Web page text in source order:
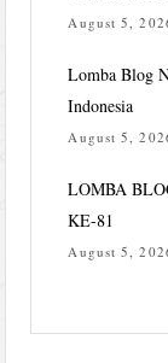
August 5,
Lomba Blog
Indonesia
August 5,
LOMBA
KE-81
August 5,